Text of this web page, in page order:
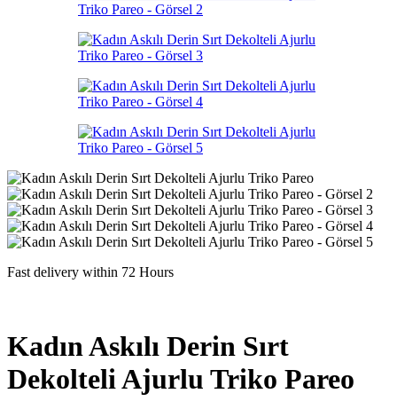
Fast delivery within 72 Hours
Kadın Askılı Derin Sırt
Dekolteli Ajurlu Triko Pareo